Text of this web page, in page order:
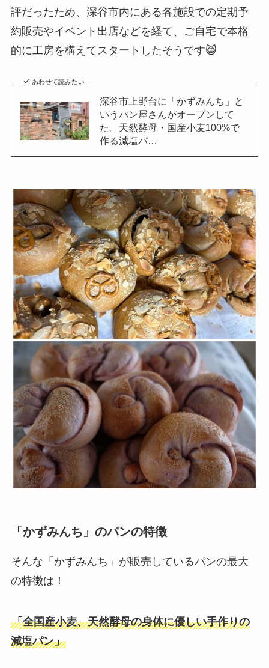
評だったため、深谷市内にある各施設での定期予
約販売やイベント出店などを経て、ご自宅で本格
的に工房を構えてスタートしたそうです😸
あわせて読みたい
深谷市上野台に「かずみんち」と
いうパン屋さんがオープンして
た。天然酵母・国産小麦100%で
作る減塩パ…
「かずみんち」のパンの特徴
そんな「かずみんち」が販売しているパンの最大
の特徴は！
「全国産小麦、天然酵母の身体に優しい手作りの
減塩パン」